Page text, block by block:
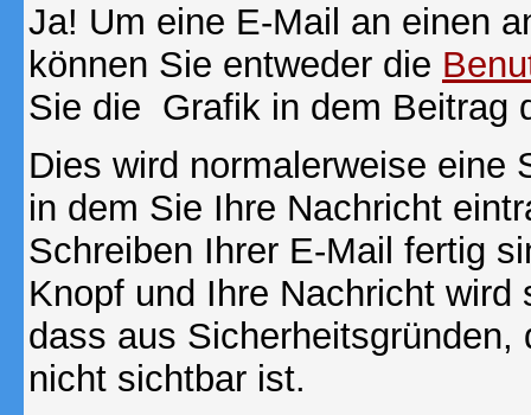
Ja! Um eine E-Mail an einen
können Sie entweder die
Sie die Grafik in dem Beitrag
Dies wird normalerweise eine
in dem Sie Ihre Nachricht
Schreiben Ihrer E-Mail fertig
Knopf und Ihre Nachricht
dass aus
nicht sichtbar ist.